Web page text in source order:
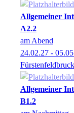
Allgemeiner
A2.2
am Abend
24.02.27 -
Fürstenfeldbruck
Allgemeiner
B1.2